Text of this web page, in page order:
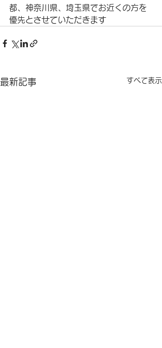
都、神奈川県、埼玉県でお近くの方を
優先とさせていただきます
最新記事 すべて表示